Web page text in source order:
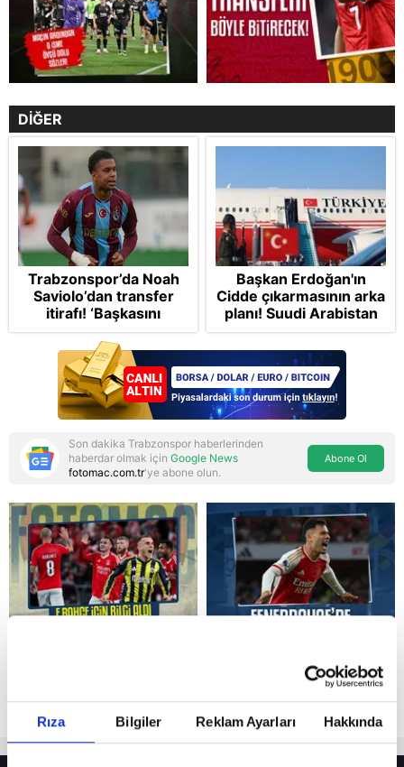
Rıza Bilgiler Reklam Ayarları Hakkında
Reddet
DİĞER
Trabzonspor’da Noah
Saviolo’dan transfer
itirafı! ‘Başkasını
izlemeye geldi’
Başkan Erdoğan'ın
Cidde çıkarmasının arka
planı! Suudi Arabistan
ve Pakistan'la üçlü ortak
savunma anlaşması:
"Islamic NATO"
manşetleri
Son dakika Trabzonspor haberlerinden
haberdar olmak için Google News
fotomac.com.tr'ye abone olun.
Abone Ol